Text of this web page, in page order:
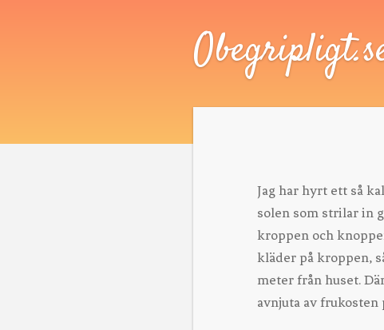
Jag har hyrt ett så
solen som strilar in
kroppen och
kläder på kroppen,
meter från huset.
avnjuta av